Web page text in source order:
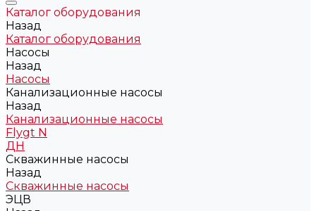
Каталог оборудования
Назад
Каталог оборудования
Насосы
Назад
Насосы
Канализационные насосы
Назад
Канализационные насосы
Flygt N
ДН
Скважинные насосы
Назад
Скважинные насосы
ЭЦВ